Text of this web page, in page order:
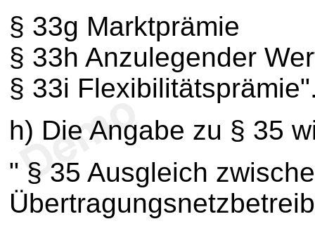
§ 33g Marktprämie
§ 33h Anzulegender
§ 33i
h) Die Angabe zu § 35
" § 35 Ausgleich